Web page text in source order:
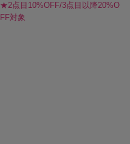
★2点目10%OFF/3点目以降20%O
FF対象